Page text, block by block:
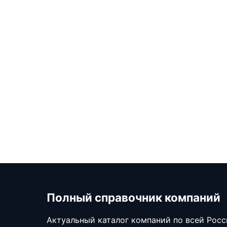
Полный справочник компаний
Актуальный каталог компаний по всей